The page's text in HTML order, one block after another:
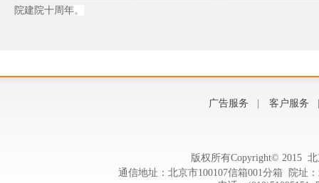
院建院十周年。
广告服务 客户服务
版权所有Copyright© 2015
通信地址：北京市100107信箱001分箱 院址